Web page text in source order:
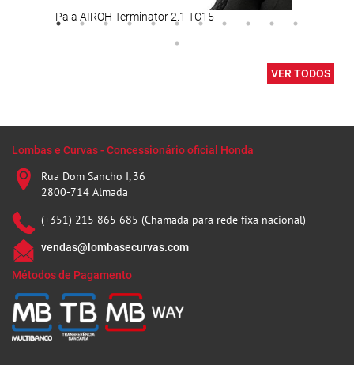
Pala AIROH Terminator 2.1 TC15
VER TODOS
Lombas e Curvas - Concessionário oficial Honda
Rua Dom Sancho I, 36
2800-714 Almada
(+351) 215 865 685 (Chamada para rede fixa nacional)
vendas@lombasecurvas.com
Métodos de Pagamento